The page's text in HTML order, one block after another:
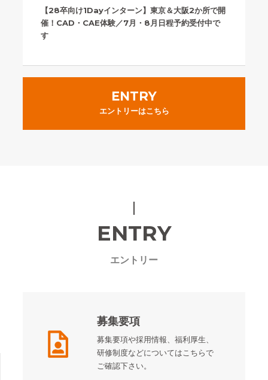
【28卒向け1Dayインターン】東京＆大阪2か所で開
催！CAD・CAE体験／7月・8月日程予約受付中で
す
ENTRY
エントリーはこちら
ENTRY
エントリー
募集要項
募集要項や採用情報、福利厚生、
研修制度などについてはこちらで
ご確認下さい。